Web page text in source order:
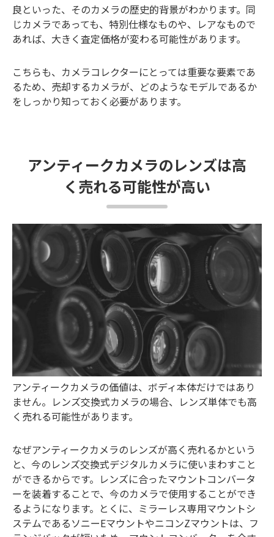
良といった、そのカメラの歴史的背景がわかります。同
じカメラであっても、特別仕様なものや、レアなもので
あれば、大きく査定価格が変わる可能性があります。
こちらも、カメラコレクターにとっては重要な要素であ
るため、売却するカメラが、どのようなモデルであるか
をしっかり知っておく必要があります。
アンティークカメラのレンズは高
く売れる可能性が高い
アンティークカメラの価値は、ボディ本体だけではあり
ません。レンズ交換式カメラの場合、レンズ単体でも高
く売れる可能性があります。
なぜアンティークカメラのレンズが高く売れるかという
と、今のレンズ交換式デジタルカメラに使いまわすこと
ができるからです。レンズに合ったマウントコンバータ
ーを装着することで、今のカメラで使用することができ
るようになります。とくに、ミラーレス専用マウントシ
ステムであるソニーEマウントやニコンZマウントは、フ